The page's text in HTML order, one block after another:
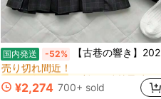
国内発送 -52% 【古巷の響き】2026ヴィンテージ風復古ファッション ブラックシャツ シャツ ショートソース 小柄な体型
#1 ベストセラー に 新しい 女性用ブラウス
売り切れ間近！
#1 ベストセラー
売り切れ間近！
#1 ベストセラー
売り切れ間近！
#1 ベストセラー に 新しい 女性用ブラウス
¥2,274 700+ sold